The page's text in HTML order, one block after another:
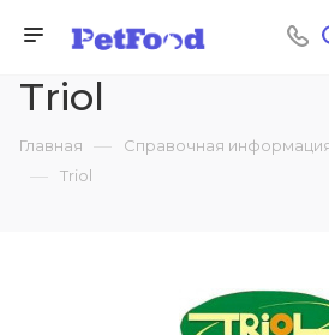
Triol
Главная — Справочная
— Triol